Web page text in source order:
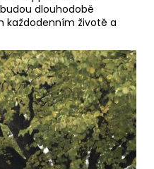
dlouhodobě
každodenním životě a